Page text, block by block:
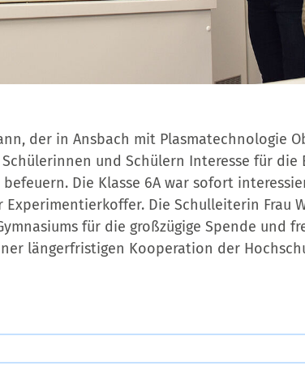
der in Ansbach mit Plasmatechnologie
und Schülern Interesse für die
Die Klasse 6A war sofort
Die Schulleiterin Frau
für die großzügige Spende und
längerfristigen Kooperation der